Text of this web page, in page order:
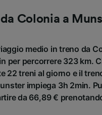
da Colonia a
medio in treno da
per percorrere 323 km.
22 treni al giorno e il
impiega 3h 2min.
da 66,89 €